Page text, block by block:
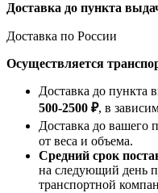
Доставка до пункта
Доставка по России
Осуществляется
Доставка до пункта
500-2500 ₽, в
Доставка до вашего
от веса и объема.
Средний срок
на следующий день
транспортной